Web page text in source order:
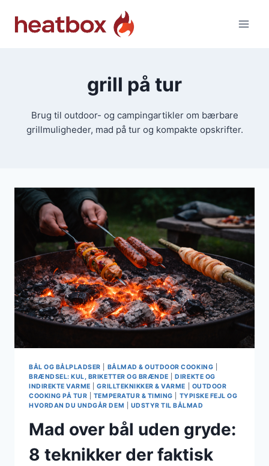
indhold
grill på tur
Brug til outdoor- og campingartikler om bærbare
grillmuligheder, mad på tur og kompakte opskrifter.
BÅL OG BÅLPLADSER BÅLMAD & OUTDOOR COOKING
BRÆNDSEL: KUL, BRIKETTER OG BRÆNDE |DIREKTE OG
INDIREKTE VARME |GRILLTEKNIKKER & VARME
OUTDOOR
COOKING PÅ TUR
TEMPERATUR & TIMING
TYPISKE FEJL OG
HVORDAN DU UNDGÅR DEM
UDSTYR TIL BÅLMAD
Mad over bål uden gryde:
8 teknikker der faktisk